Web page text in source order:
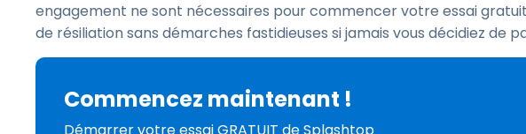
engagement ne sont nécessaires pour commencer votre essai
de résiliation sans démarches fastidieuses si jamais vous décidiez de
Commencez maintenant !